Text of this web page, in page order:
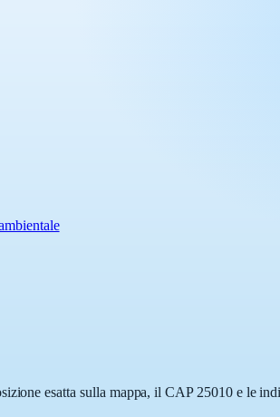
esatta sulla mappa, il CAP 25010 e le